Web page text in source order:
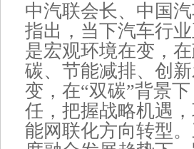
中汽联会长、中国
指出，当下汽车行
是宏观环境在变，
碳、节能减排、创
变，在“双碳”背景
任，把握战略机遇
能网联化方向转型